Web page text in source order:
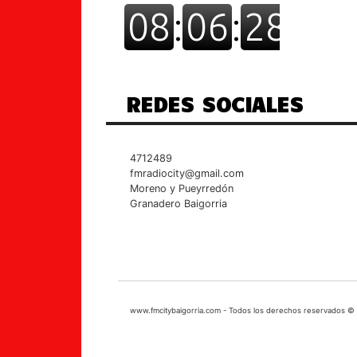
REDES SOCIALES
4712489
fmradiocity@gmail.com
Moreno y Pueyrredón
Granadero Baigorria
www.fmcitybaigorria.com - Todos los derechos reservados ©